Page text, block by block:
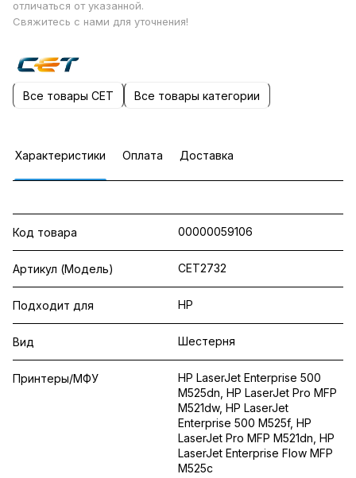
отличаться от указанной.
Свяжитесь с нами для уточнения!
Все товары CET Все товары категории
Характеристики Оплата Доставка
Код товара 00000059106
Артикул (Модель) CET2732
Подходит для HP
Вид Шестерня
Принтеры/МФУ
HP LaserJet Enterprise 500
M525dn, HP LaserJet Pro MFP
M521dw, HP LaserJet
Enterprise 500 M525f, HP
LaserJet Pro MFP M521dn, HP
LaserJet Enterprise Flow MFP
M525c